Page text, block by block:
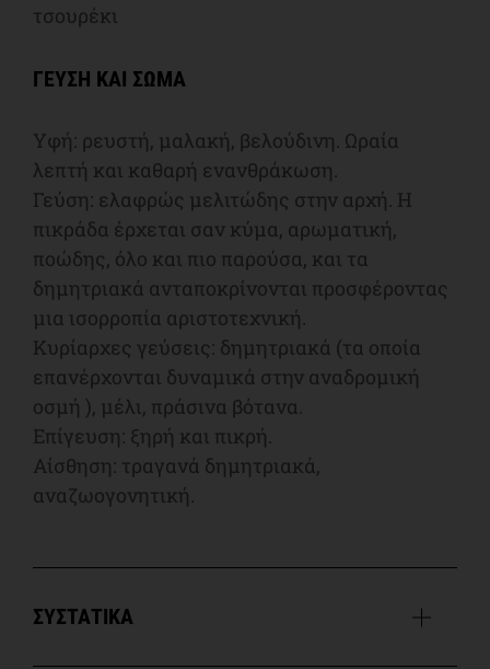
τσουρέκι
ΓΕΥΣΗ ΚΑΙ ΣΩΜΑ
Υφή: ρευστή, μαλακή, βελούδινη. Ωραία
λεπτή και καθαρή ενανθράκωση.
Γεύση: ελαφρώς μελιτώδης στην αρχή. Η
πικράδα έρχεται σαν κύμα, αρωματική,
ποώδης, όλο και πιο παρούσα, και τα
δημητριακά ανταποκρίνονται προσφέροντας
μια ισορροπία αριστοτεχνική.
Κυρίαρχες γεύσεις: δημητριακά (τα οποία
επανέρχονται δυναμικά στην αναδρομική
οσμή ), μέλι, πράσινα βότανα.
Επίγευση: ξηρή και πικρή.
Αίσθηση: τραγανά δημητριακά,
αναζωογονητική.
ΣΥΣΤΑΤΙΚΑ